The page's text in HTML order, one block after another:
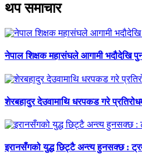
थप समाचार
नेपाल शिक्षक महासंघले आगामी भदौदेखि
शेरबहादुर देउवामाथि धरपकड गरे
इरानसँगको युद्ध छिट्टै अन्त्य हुनसक्छ :